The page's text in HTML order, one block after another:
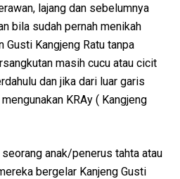
lajang dan sebelumnya
bila sudah pernah menikah
Gusti Kangjeng Ratu tanpa
masih cucu atau cicit
dan jika dari luar garis
KRAy ( Kangjeng
anak/penerus tahta atau
bergelar Kanjeng Gusti